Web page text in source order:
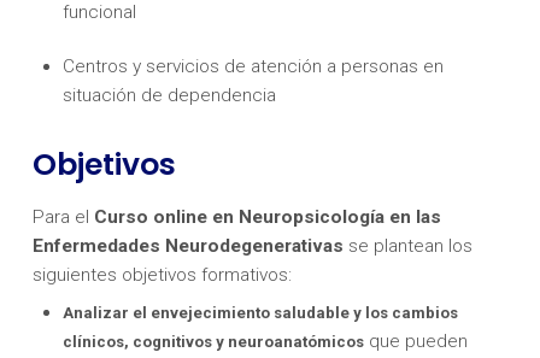
funcional
Centros y servicios de atención a personas en
situación de dependencia
Objetivos
Para el Curso online en Neuropsicología en las
Enfermedades Neurodegenerativas se plantean los
siguientes objetivos formativos:
Analizar el envejecimiento saludable y los cambios
clínicos, cognitivos y neuroanatómicos que pueden